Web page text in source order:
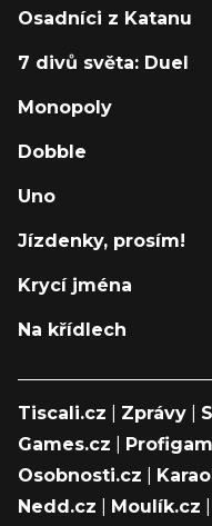
Osadníci z Katanu
7 divů světa: Duel
Monopoly
Dobble
Uno
Jízdenky, prosím!
Krycí jména
Na křídlech
Tiscali.cz Zprávy
Games.cz
Osobnosti.cz
Nedd.cz
Moulík.cz